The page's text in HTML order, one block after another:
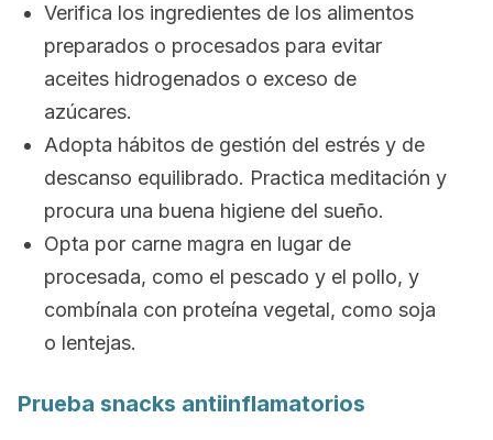
Verifica los ingredientes de los alimentos
preparados o procesados para evitar
aceites hidrogenados o exceso de
azúcares.
Adopta hábitos de gestión del estrés y de
descanso equilibrado. Practica meditación y
procura una buena higiene del sueño.
Opta por carne magra en lugar de
procesada, como el pescado y el pollo, y
combínala con proteína vegetal, como soja
o lentejas.
Prueba snacks antiinflamatorios